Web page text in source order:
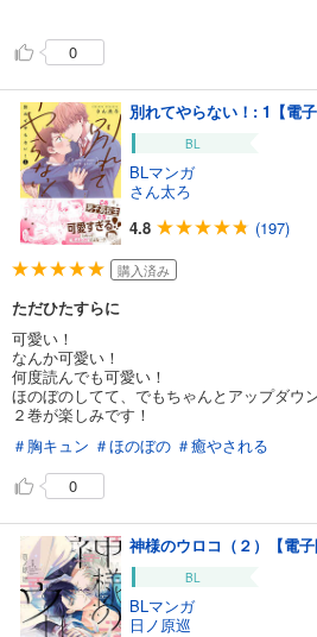
0
別れてやらない！: 1【電
BL
BLマンガ
さん太ろ
4.8
(197)
購入済み
ただひたすらに
可愛い！
なんか可愛い！
何度読んでも可愛い！
ほのぼのしてて、でもちゃんとアップダウ
２巻が楽しみです！
＃胸キュン ＃ほのぼの ＃癒やされる
0
神様のウロコ（２）【電子
BL
BLマンガ
日ノ原巡